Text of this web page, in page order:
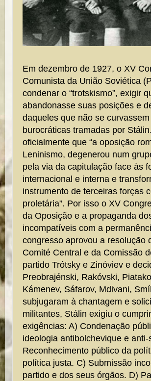
Em dezembro de 1927, o XV
Comunista da União Soviética
condenar o “trotskismo”, exigir
abandonasse suas posições e
daqueles que não se
burocráticas tramadas por
oficialmente que “a oposição
Leninismo, degenerou num
pela via da capitulação face às
internacional e interna e
instrumento de terceiras forças
proletária”. Por isso o XV
da Oposição e a propaganda
incompatíveis com a
congresso aprovou a resolução
Comité Central e da Comissão
partido Trótsky e Zinóviev e
Preobrajénski, Rakóvski,
Kámenev, Sáfarov, Mdivani,
subjugaram à chantagem e
militantes, Stálin exigiu o
exigências: A) Condenação
ideologia antibolchevique e
Reconhecimento público da
política justa. C) Submissão
partido e dos seus órgãos. D)